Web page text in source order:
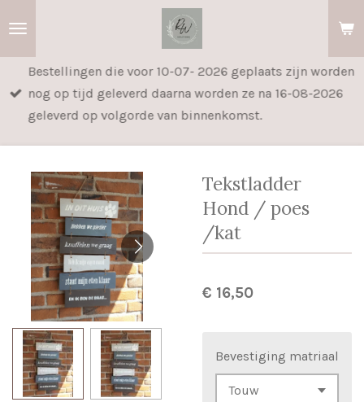
Bestellingen die voor 10-07- 2026 geplaats zijn worden
nog op tijd geleverd daarna worden ze na 16-08-2026
geleverd op volgorde van binnenkomst.
Tekstladder
Hond / poes
/kat
€ 16,50
Bevestiging matriaal